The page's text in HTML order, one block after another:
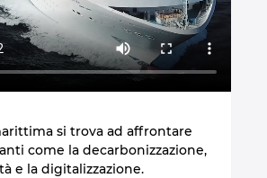
si trova ad affrontare
come la decarbonizzazione,
e la digitalizzazione.